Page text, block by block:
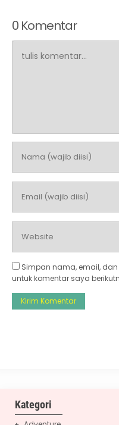
0 Komentar
Simpan nama, email,
untuk komentar saya
Kategori